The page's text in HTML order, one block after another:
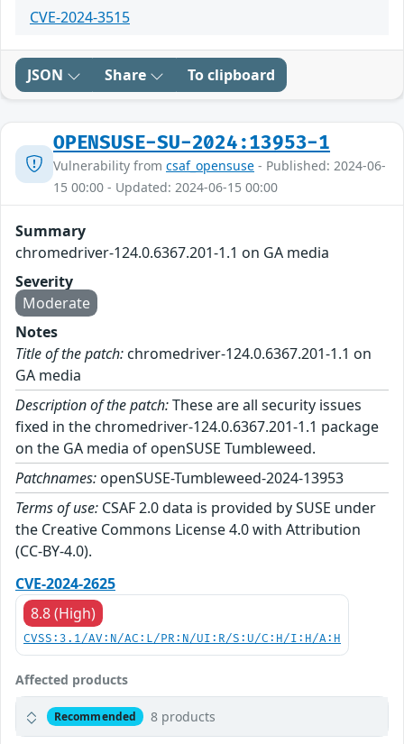
CVE-2024-3515
JSON Share To clipboard
OPENSUSE-SU-2024:13953-1
Vulnerability from csaf_opensuse - Published: 2024-06-
15 00:00 - Updated: 2024-06-15 00:00
Summary
chromedriver-124.0.6367.201-1.1 on GA media
Severity
Moderate
Notes
Title of the patch: chromedriver-124.0.6367.201-1.1 on
GA media
Description of the patch:These are all security issues
fixed in the chromedriver-124.0.6367.201-1.1 package
on the GA media of openSUSE Tumbleweed.
Patchnames: openSUSE-Tumbleweed-2024-13953
Terms of use: CSAF 2.0 data is provided by SUSE under
the Creative Commons License 4.0 with Attribution
(CC-BY-4.0).
CVE-2024-2625
8.8 (High)
CVSS:3.1/AV:N/AC:L/PR:N/UI:R/S:U/C:H/I:H/A:H
Affected products
Recommended 8 products